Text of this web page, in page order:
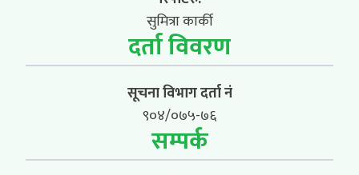
सुमित्रा कार्की
दर्ता विवरण
सूचना विभाग दर्ता नं
९०४/०७५-७६
सम्पर्क